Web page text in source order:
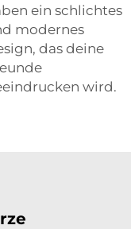
ein schlichtes
modernes
das deine
wird.